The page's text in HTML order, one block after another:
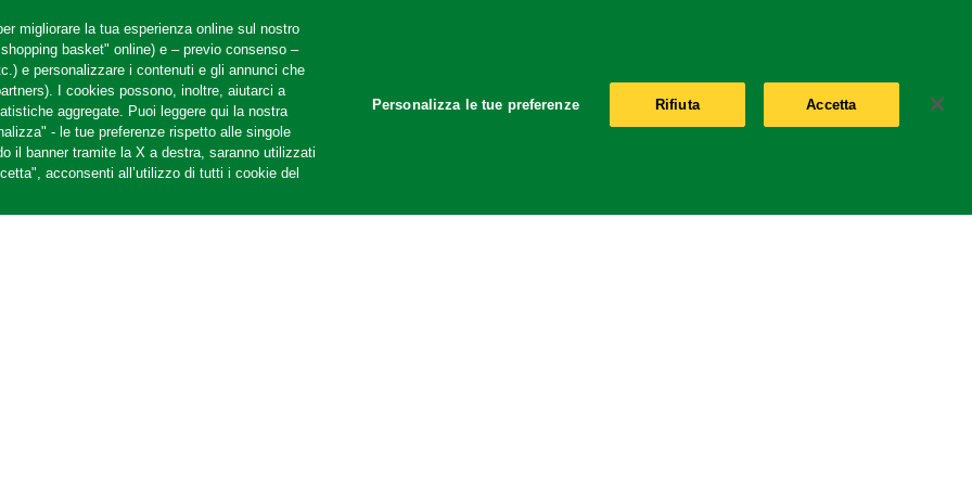
us
migliorare la tua esperienza online sul nostro
basket" online) e – previo consenso –
e personalizzare i contenuti e gli annunci che
I cookies possono, inoltre, aiutarci a
aggregate. Puoi leggere qui la nostra
- le tue preferenze rispetto alle singole
il banner tramite la X a destra, saranno utilizzati
acconsenti all’utilizzo di tutti i cookie del
Personalizza le tue preferenze Rifiuta Accetta